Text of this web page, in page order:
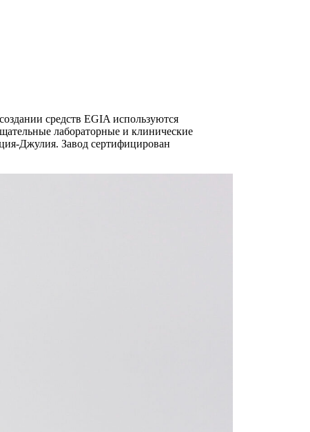
средств EGIA используются
лабораторные и клинические
Джулия. Завод сертифицирован